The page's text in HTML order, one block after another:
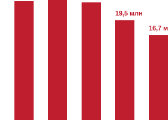
19,5 млн
16,7